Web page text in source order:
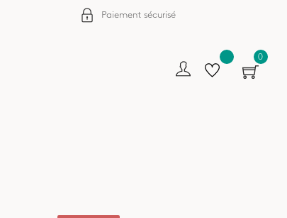
Paiement sécurisé
0